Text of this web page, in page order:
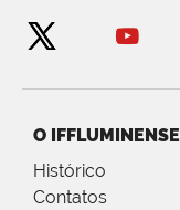
O IFFLUMINENSE
Histórico
Contatos